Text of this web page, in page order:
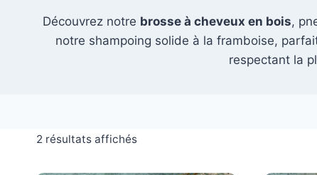
Découvrez notre brosse à cheveux en bois,
notre shampoing solide à la framboise,
respectant la
2 résultats affichés